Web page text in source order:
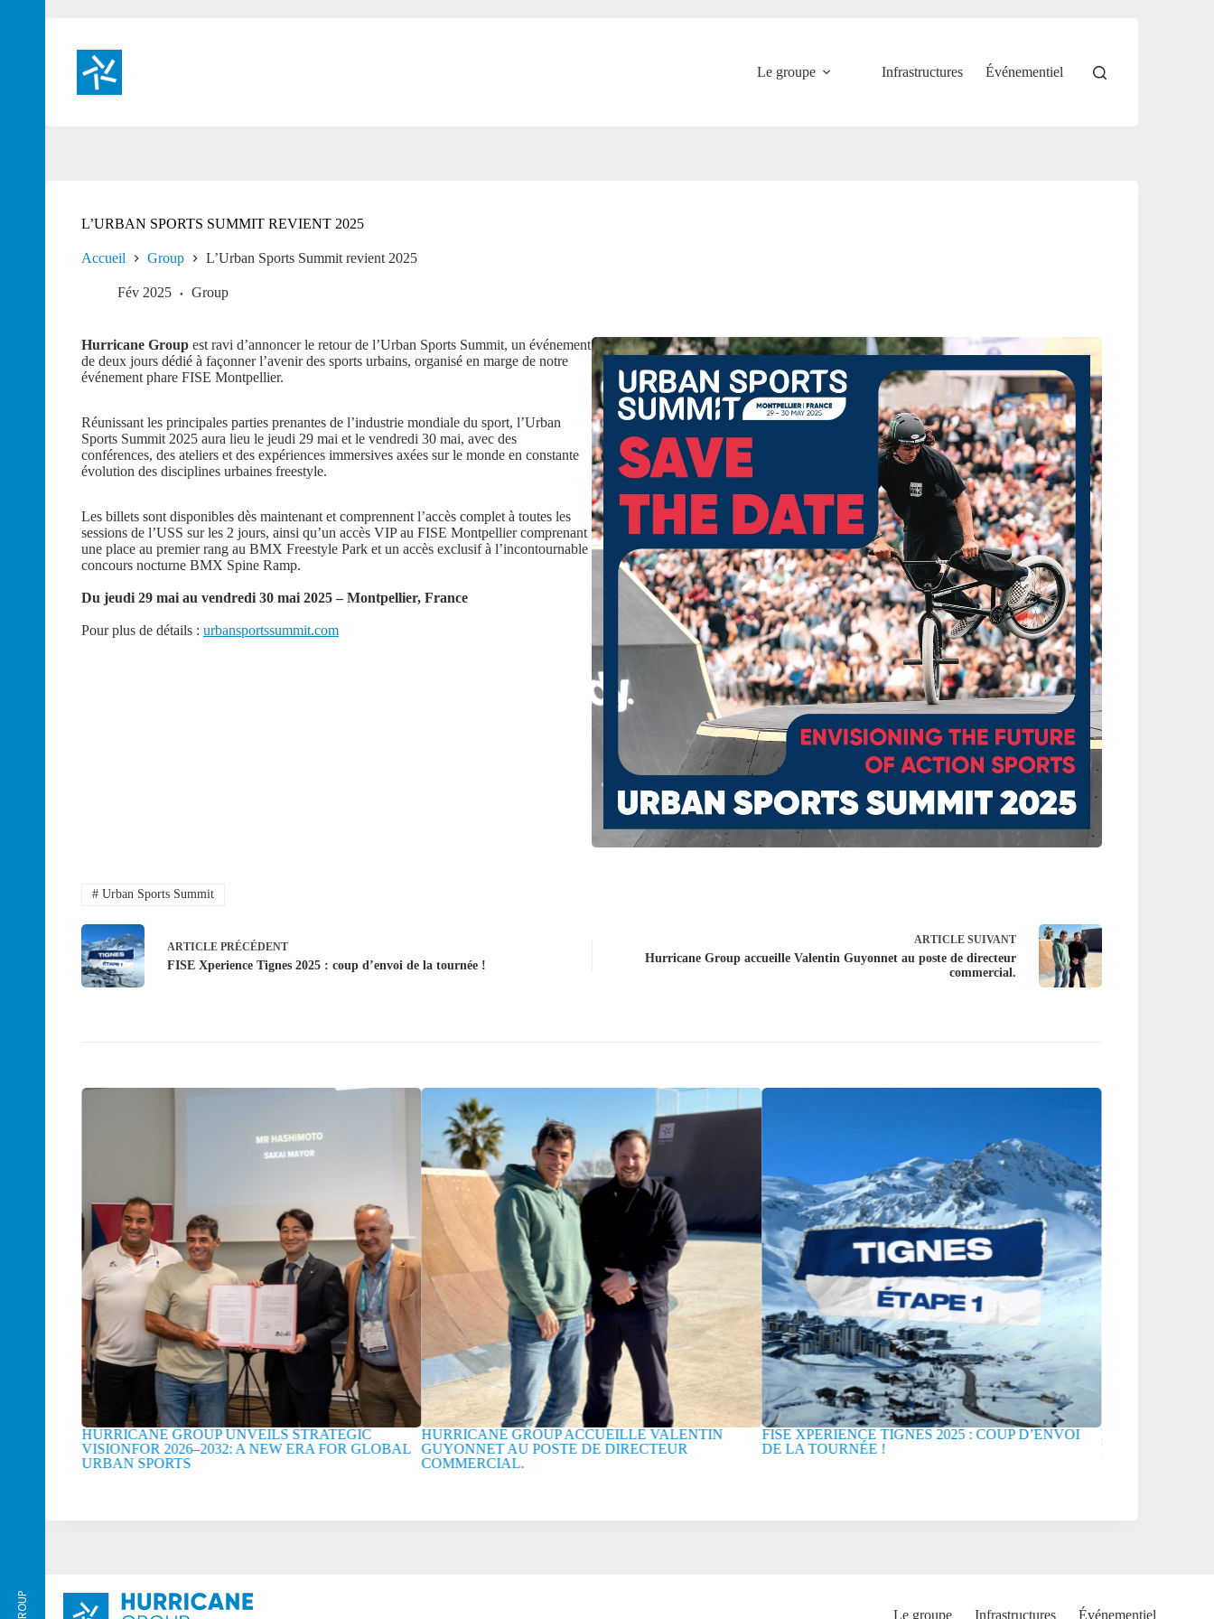
Le groupe Infrastructures Événementiel
L’URBAN SPORTS SUMMIT REVIENT 2025
Accueil Group L’Urban Sports Summit revient 2025
Fév 2025 Group
Hurricane Group est ravi d’annoncer le retour de l’Urban Sports Summit, un événement
de deux jours dédié à façonner l’avenir des sports urbains, organisé en marge de notre
événement phare FISE Montpellier.
Réunissant les principales parties prenantes de l’industrie mondiale du sport, l’Urban
Sports Summit 2025 aura lieu le jeudi 29 mai et le vendredi 30 mai, avec des
conférences, des ateliers et des expériences immersives axées sur le monde en constante
évolution des disciplines urbaines freestyle.
Les billets sont disponibles dès maintenant et comprennent l’accès complet à toutes les
sessions de l’USS sur les 2 jours, ainsi qu’un accès VIP au FISE Montpellier comprenant
une place au premier rang au BMX Freestyle Park et un accès exclusif à l’incontournable
concours nocturne BMX Spine Ramp.
Du jeudi 29 mai au vendredi 30 mai 2025 – Montpellier, France
Pour plus de détails : urbansportssummit.com
#Urban Sports Summit
ARTICLE PRÉCÉDENT
FISE Xperience Tignes 2025 : coup d’envoi de la tournée !
ARTICLESUIVANT
Hurricane Group accueille Valentin Guyonnet au poste de directeur
commercial.
HURRICANE GROUP UNVEILS STRATEGIC
VISIONFOR 2026–2032: A NEW ERA FOR GLOBAL
URBAN SPORTS
HURRICANE GROUP ACCUEILLE VALENTIN
GUYONNET AU POSTE DE DIRECTEUR
COMMERCIAL.
FISE XPERIENCE TIGNES 2025 : COUP D’ENVOI
DE LA TOURNÉE !
FISE XPERIENCE
EST DE RETOUR !
Le groupe Infrastructures Événementiel